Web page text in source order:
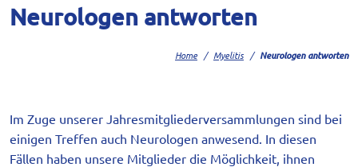
Neurologen antworten
Home Myelitis Neurologen antworten
Im Zuge unserer Jahresmitgliederversammlungen sind bei
einigen Treffen auch Neurologen anwesend. In diesen
Fällen haben unsere Mitglieder die Möglichkeit, ihnen